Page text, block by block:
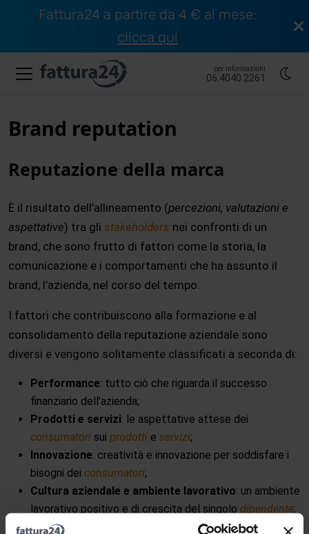
Fattura24 a partire da 4 € al mese:
clicca qui
per informazioni
06.4040.2261
Brand reputation
Reputazione della marca
È il risultato dell’allineamento (percezioni, valutazioni e
aspettative) tra gli stakeholders nei confronti di un
brand, che sono frutto di fattori come la storia, la
comunicazione e i comportamenti che ha assunto il
brand, l’azienda, nel corso del tempo.
I fattori che contribuiscono alla formazione e al
consolidamento della reputazione aziendale sono
diversi e vengono solitamente classificati a seconda di:
Performance: tutto ciò che riguarda il successo
finanziario dell’azienda;
Prodotti e servizi: le aspettative attese dei
consumatori sui prodotti e servizi;
Innovazione: creatività e innovazione per soddisfare i
bisogni dei consumatori;
Cultura aziendale e ambiente lavorativo: un ambiente
lavorativo positivo e di crescita del singolo dipendente;
Leadership
leadere dei manager;